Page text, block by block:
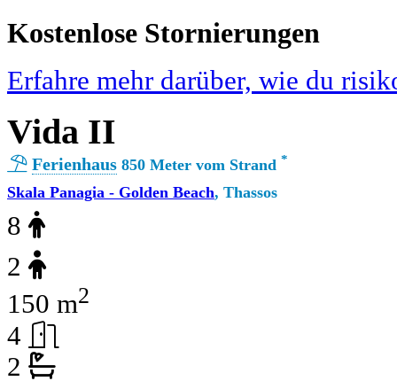
Kostenlose Stornierungen
Erfahre mehr darüber, wie du
Vida II
Ferienhaus 850 Meter vom Strand *
Skala Panagia - Golden Beach, Thassos
8
2
150 m2
4
2